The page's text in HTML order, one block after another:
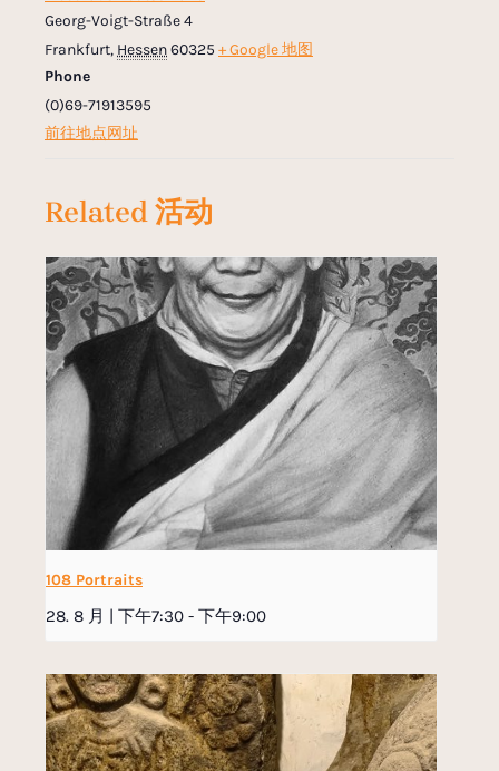
Georg-Voigt-Straße 4
Frankfurt, Hessen60325 + Google 地图
Phone
(0)69-71913595
前往地点网址
Related 活动
108 Portraits
28. 8 月 | 下午7:30 - 下午9:00